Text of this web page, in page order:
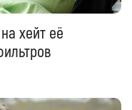
хейт её